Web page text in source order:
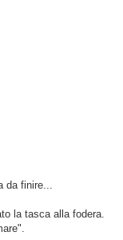
da finire...
la tasca alla fodera.